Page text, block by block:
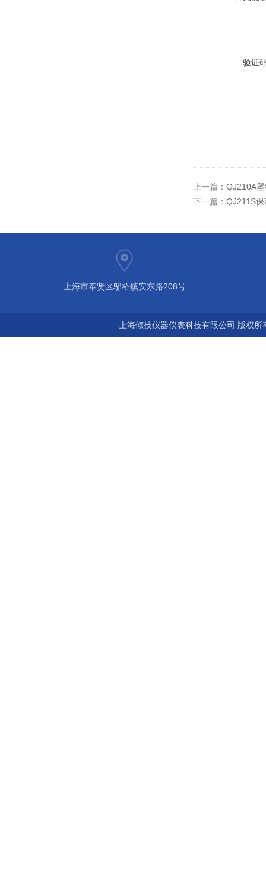
验证
上一篇： QJ210A
下一篇： QJ211S
上海市奉贤区邬桥镇安东路208号
上海倾技仪器仪表科技有限公司 版权